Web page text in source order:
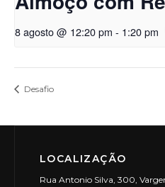
8 agosto @ 12:20 pm - 1:20 pm
Desafio
LOCALIZAÇÃO
Rua Antonio Silva, 300,